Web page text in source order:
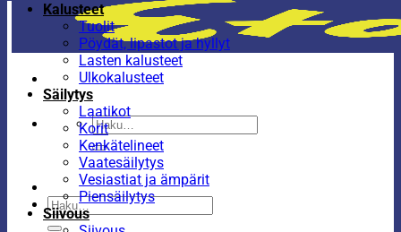
Etsi:
Etsi:
Kalusteet
Tuolit
Pöydät, lipastot ja hyllyt
Lasten kalusteet
Ulkokalusteet
Säilytys
Laatikot
Korit
Kenkätelineet
Vaatesäilytys
Vesiastiat ja ämpärit
Piensäilytys
Siivous